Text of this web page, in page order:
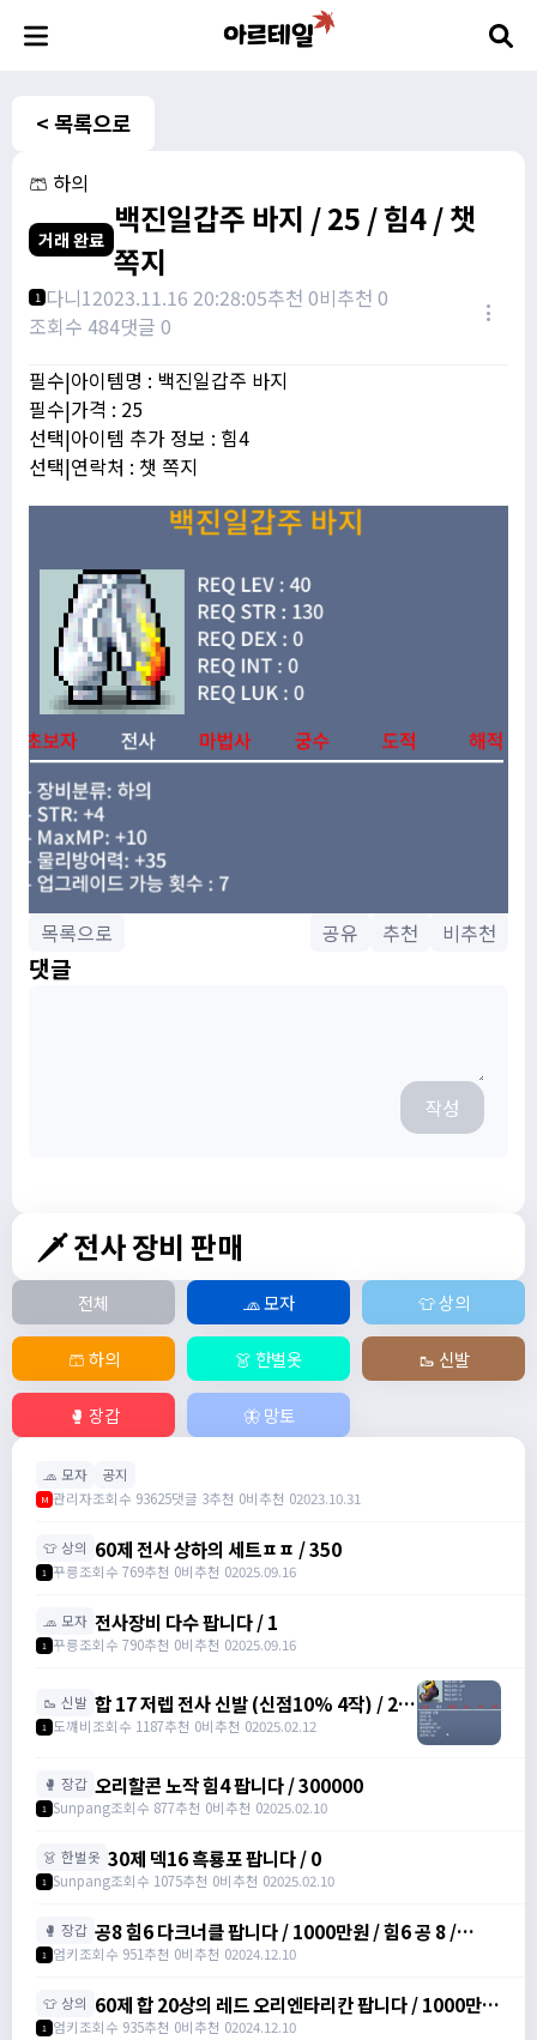
< 목록으로
🩳 하의
거래 완료
백진일갑주 바지 / 25 / 힘4 / 챗
쪽지
1 다니12023.11.16 20:28:05추천 0비추천 0
조회수 484댓글 0
필수|아이템명 : 백진일갑주 바지
필수|가격 : 25
선택|아이템 추가 정보 : 힘4
선택|연락처 : 챗 쪽지
목록으로 공유 추천 비추천
댓글
작성
🗡️ 전사 장비 판매
전체 🧢 모자 👕 상의
🩳 하의 👗 한벌옷 🥾 신발
🥊 장갑 🦋 망토
🧢 모자 공지
M 관리자조회수 93625댓글 3추천 0비추천 02023.10.31
👕 상의 60제 전사 상하의 세트ㅍㅍ / 350
1 꾸릉조회수 769추천 0비추천 02025.09.16
🧢 모자 전사장비 다수 팝니다 / 1
1 꾸릉조회수 790추천 0비추천 02025.09.16
🥾 신발 합 17 저렙 전사 신발 (신점10% 4작) / 2억
/ 댓에 연락처 달아주세요
1 도꺠비조회수 1187추천 0비추천 02025.02.12
🥊 장갑 오리할콘 노작 힘4 팝니다 / 300000
1 Sunpang조회수 877추천 0비추천 02025.02.10
👗 한벌옷 30제 덱16 흑룡포 팝니다 / 0
1 Sunpang조회수 1075추천 0비추천 02025.02.10
🥊 장갑 공8 힘6 다크너클 팝니다 / 1000만원 / 힘6 공 8 /
https://open.kakao.com/o/srDmv3Wf
1 엄키조회수 951추천 0비추천 02024.12.10
👕 상의 60제 합 20상의 레드 오리엔타리칸 팝니다 / 1000만원
/ 힘16 덱4 /
1 엄키조회수 935추천 0비추천 02024.12.10